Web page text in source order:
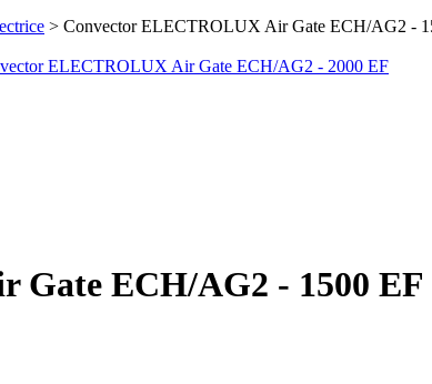
> Convector ELECTROLUX Air Gate ECH/AG2 -
ELECTROLUX Air Gate ECH/AG2 - 2000 EF
Gate ECH/AG2 - 1500 EF